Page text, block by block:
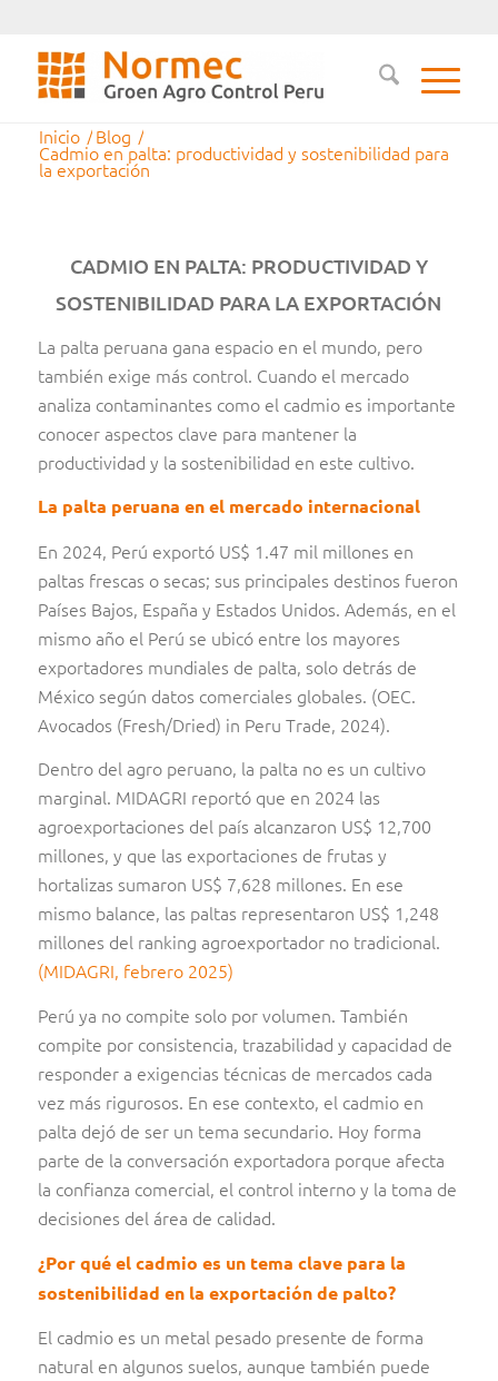
Inicio /Blog /
Cadmio en palta: productividad y sostenibilidad para
la exportación
CADMIO EN PALTA: PRODUCTIVIDAD Y
SOSTENIBILIDAD PARA LA EXPORTACIÓN
La palta peruana gana espacio en el mundo, pero
también exige más control. Cuando el mercado
analiza contaminantes como el cadmio es importante
conocer aspectos clave para mantener la
productividad y la sostenibilidad en este cultivo.
La palta peruana en el mercado internacional
En 2024, Perú exportó US$ 1.47 mil millones en
paltas frescas o secas; sus principales destinos fueron
Países Bajos, España y Estados Unidos. Además, en el
mismo año el Perú se ubicó entre los mayores
exportadores mundiales de palta, solo detrás de
México según datos comerciales globales. (OEC.
Avocados (Fresh/Dried) in Peru Trade, 2024).
Dentro del agro peruano, la palta no es un cultivo
marginal. MIDAGRI reportó que en 2024 las
agroexportaciones del país alcanzaron US$ 12,700
millones, y que las exportaciones de frutas y
hortalizas sumaron US$ 7,628 millones. En ese
mismo balance, las paltas representaron US$ 1,248
millones del ranking agroexportador no tradicional.
(MIDAGRI, febrero 2025)
Perú ya no compite solo por volumen. También
compite por consistencia, trazabilidad y capacidad de
responder a exigencias técnicas de mercados cada
vez más rigurosos. En ese contexto, el cadmio en
palta dejó de ser un tema secundario. Hoy forma
parte de la conversación exportadora porque afecta
la confianza comercial, el control interno y la toma de
decisiones del área de calidad.
¿Por qué el cadmio es un tema clave para la
sostenibilidad en la exportación de palto?
El cadmio es un metal pesado presente de forma
natural en algunos suelos, aunque también puede